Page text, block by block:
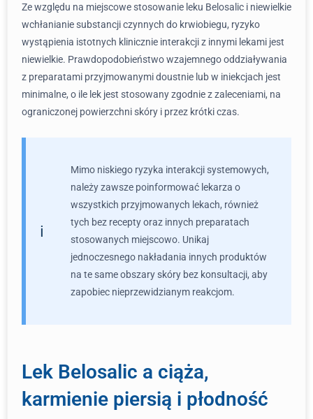
Ze względu na miejscowe stosowanie leku Belosalic i niewielkie
wchłanianie substancji czynnych do krwiobiegu, ryzyko
wystąpienia istotnych klinicznie interakcji z innymi lekami jest
niewielkie. Prawdopodobieństwo wzajemnego oddziaływania
z preparatami przyjmowanymi doustnie lub w iniekcjach jest
minimalne, o ile lek jest stosowany zgodnie z zaleceniami, na
ograniczonej powierzchni skóry i przez krótki czas.
Mimo niskiego ryzyka interakcji systemowych,
należy zawsze poinformować lekarza o
wszystkich przyjmowanych lekach, również
tych bez recepty oraz innych preparatach
stosowanych miejscowo. Unikaj
jednoczesnego nakładania innych produktów
na te same obszary skóry bez konsultacji, aby
zapobiec nieprzewidzianym reakcjom.
Lek Belosalic a ciąża,
karmienie piersią i płodność